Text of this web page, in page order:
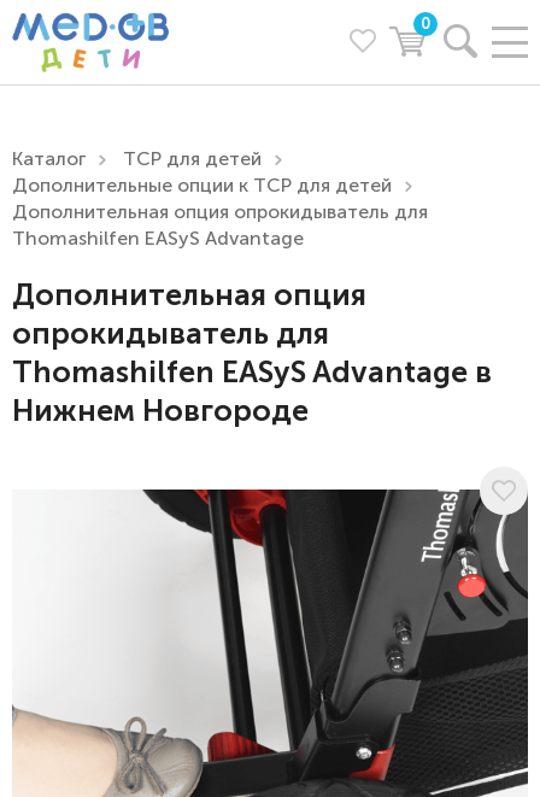
0
Каталог
ТСР для детей
Дополнительные опции к ТСР для детей
Дополнительная опция опрокидыватель для
Thomashilfen EASyS Advantage
Дополнительная опция
опрокидыватель для
Thomashilfen EASyS Advantage в
Нижнем Новгороде